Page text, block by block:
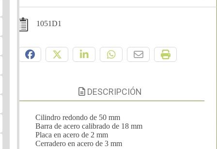
1051D1
DESCRIPCIÓN
Cilindro redondo de 50 mm
Barra de acero calibrado de 18 mm
Placa en acero de 2 mm
Cerradero en acero de 3 mm